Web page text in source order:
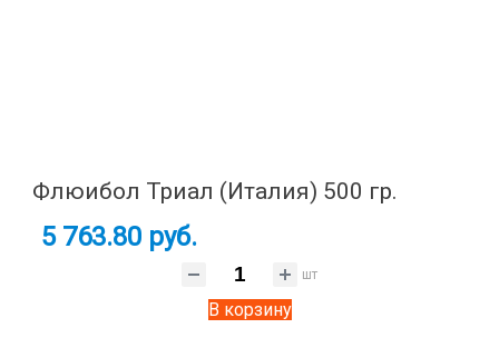
Флюибол Триал (Италия) 500 гр.
5 763.80 руб.
шт
В корзину